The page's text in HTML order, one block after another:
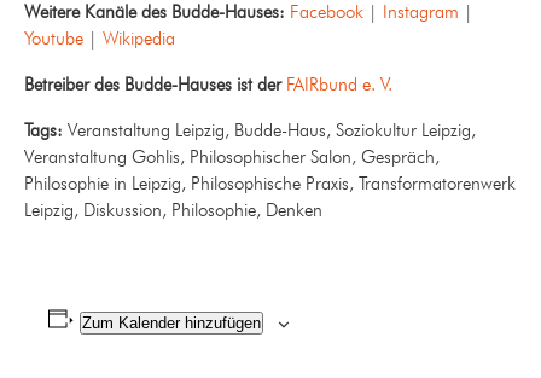
Weitere Kanäle des Budde-Hauses: Facebook Instagram
Youtube
Wikipedia
Betreiber des Budde-Hauses ist der FAIRbund e. V.
Tags: Veranstaltung Leipzig, Budde-Haus, Soziokultur Leipzig,
Veranstaltung Gohlis, Philosophischer Salon, Gespräch,
Philosophie in Leipzig, Philosophische Praxis, Transformatorenwerk
Leipzig, Diskussion, Philosophie, Denken
Zum Kalender hinzufügen